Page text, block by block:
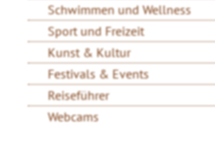
Schwimmen und Wellness
Sport und Freizeit
Kunst & Kultur
Festivals & Events
Reiseführer
Webcams